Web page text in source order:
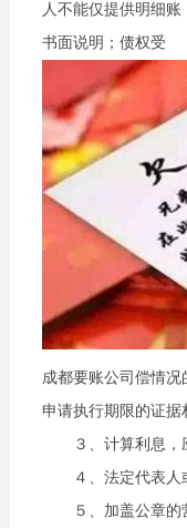
人不能仅提供明细
书面说明；债权受
成都要账公司偿情
申请执行期限的证据
３、计算利息，应
４、法定代表人或
５、加盖公章的营